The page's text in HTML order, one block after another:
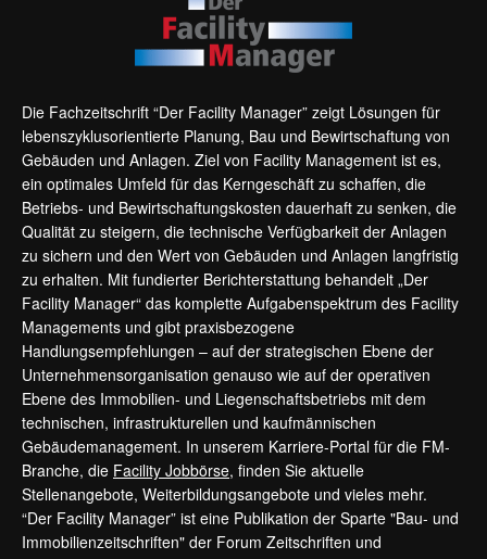
Die Fachzeitschrift “Der Facility Manager” zeigt Lösungen für
lebenszyklusorientierte Planung, Bau und Bewirtschaftung von
Gebäuden und Anlagen. Ziel von Facility Management ist es,
ein optimales Umfeld für das Kerngeschäft zu schaffen, die
Betriebs- und Bewirtschaftungskosten dauerhaft zu senken, die
Qualität zu steigern, die technische Verfügbarkeit der Anlagen
zu sichern und den Wert von Gebäuden und Anlagen langfristig
zu erhalten. Mit fundierter Berichterstattung behandelt „Der
Facility Manager“ das komplette Aufgabenspektrum des Facility
Managements und gibt praxisbezogene
Handlungsempfehlungen – auf der strategischen Ebene der
Unternehmensorganisation genauso wie auf der operativen
Ebene des Immobilien- und Liegenschaftsbetriebs mit dem
technischen, infrastrukturellen und kaufmännischen
Gebäudemanagement. In unserem Karriere-Portal für die FM-
Branche, die Facility Jobbörse, finden Sie aktuelle
Stellenangebote, Weiterbildungsangebote und vieles mehr.
“Der Facility Manager” ist eine Publikation der Sparte "Bau- und
Immobilienzeitschriften" der Forum Zeitschriften und